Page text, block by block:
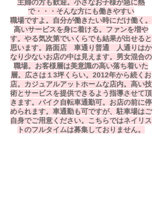
主婦の方も歓迎。小さなお子様が急に熱
で・・・そんな方にも働きやすい
職場ですよ。自分が働きたい時にだけ働く。
高いサービスを身に着ける。ファンを増や
す。やる気次第でいくらでも結果が出せると
思います。 路面店 車通り普通 人通りはか
なり少ないお店の中は見えます。 ​男女混合の
職場。お客様層は美意識の高い落ち着いた
層。広さは１3坪くらい。2012年から続くお
店。カジュアルアットホームな店内。高い技
術とサービスを提供できるよう指導させて頂
きます。バイク自転車通勤可。お店の前に停
められます。車通勤も可ですが、駐車場はご
自身でご用意ください。こちらではネイリス
トのフルタイムは募集しておりません。